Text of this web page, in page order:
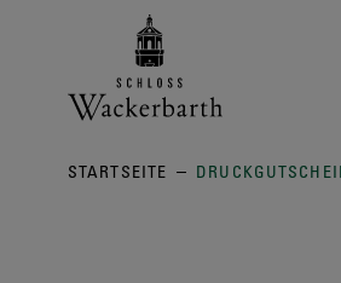
Zurück zur
STARTSEITE